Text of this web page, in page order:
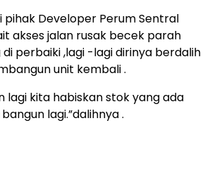
pihak Developer Perum Sentral
akses jalan rusak becek parah
perbaiki ,lagi -lagi dirinya berdalih
unit kembali .
lagi kita habiskan stok yang ada
lagi.”dalihnya .